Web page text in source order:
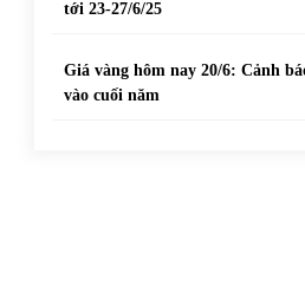
tới 23-27/6/25
Giá vàng hôm nay 20/6: Cảnh
vào cuối năm